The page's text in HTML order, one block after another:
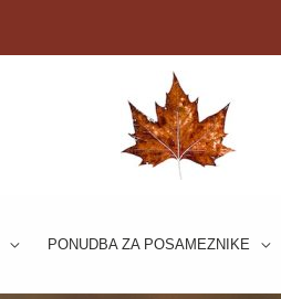
PONUDBA ZA POSAMEZNIKE